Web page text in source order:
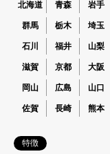
北海道 青森 岩手
群馬 栃木 埼玉
石川 福井 山梨
滋賀 京都 大阪
岡山 広島 山口
佐賀 長崎 熊本
特徴